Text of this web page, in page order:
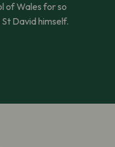
of Wales for so
David himself.